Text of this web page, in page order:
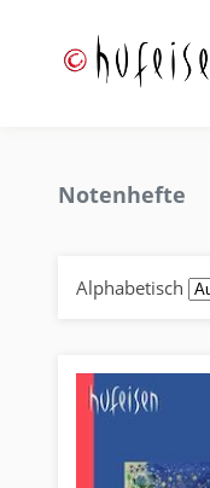
Notenhefte
Alphabetisch